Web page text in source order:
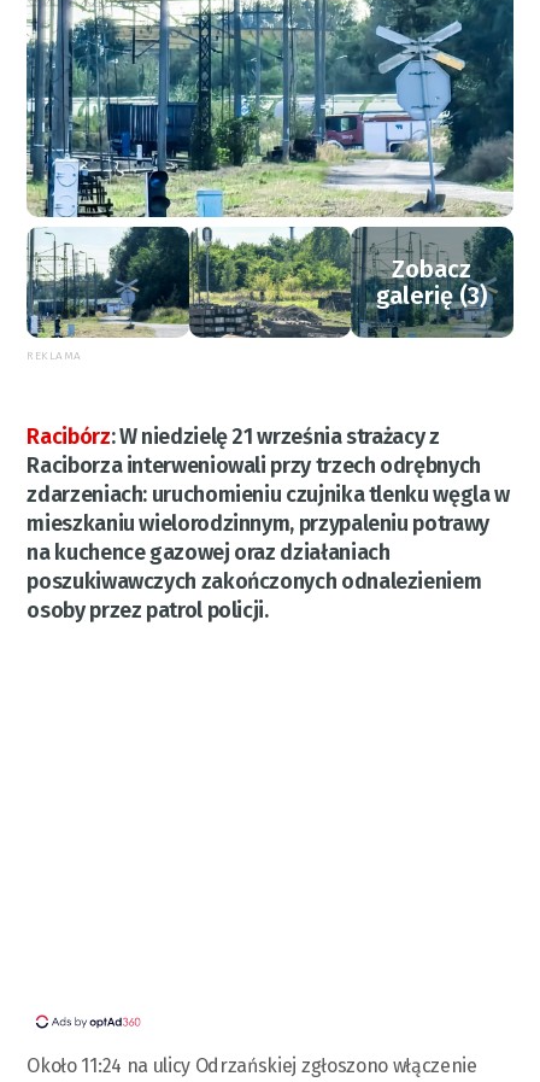
Zobacz
galerię (3)
REKLAMA
Racibórz:W niedzielę 21 września strażacy z
Raciborza interweniowali przy trzech odrębnych
zdarzeniach: uruchomieniu czujnika tlenku węgla w
mieszkaniu wielorodzinnym, przypaleniu potrawy
na kuchence gazowej oraz działaniach
poszukiwawczych zakończonych odnalezieniem
osoby przez patrol policji.
Około 11:24 na ulicy Odrzańskiej zgłoszono włączenie